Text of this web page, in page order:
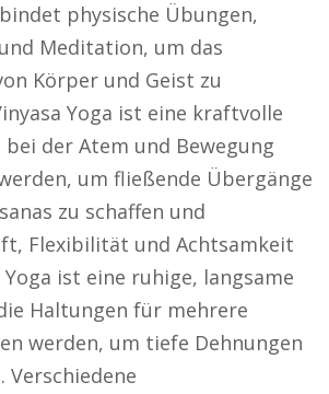
physische Übungen,
Meditation, um das
Körper und Geist zu
Yoga ist eine kraftvolle
bei der Atem und Bewegung
um fließende Übergänge
zu schaffen und
Flexibilität und Achtsamkeit
ist eine ruhige, langsame
Haltungen für mehrere
werden, um tiefe Dehnungen
Verschiedene